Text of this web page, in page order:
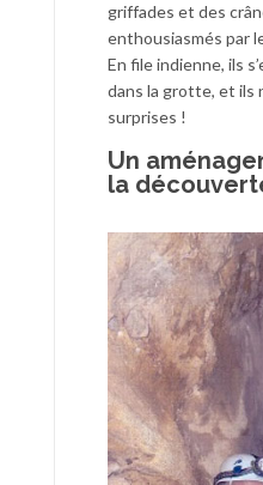
griffades et des
enthousiasmés par
En file indienne, ils
dans la grotte, et ils
surprises !
Un
la